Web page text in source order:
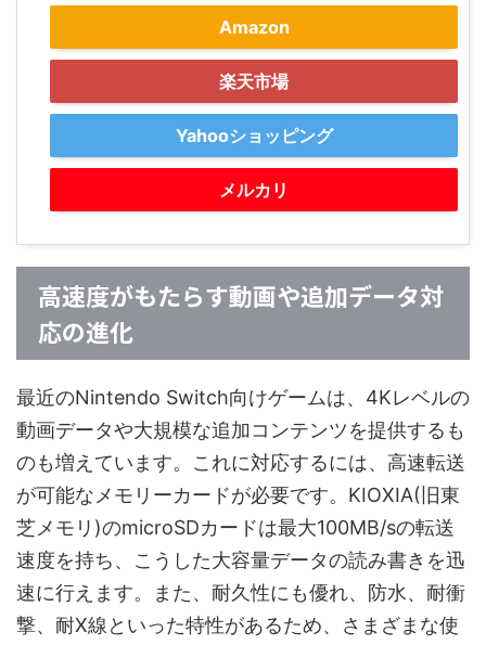
Amazon
楽天市場
Yahooショッピング
メルカリ
高速度がもたらす動画や追加データ対
応の進化
最近のNintendo Switch向けゲームは、4Kレベルの
動画データや大規模な追加コンテンツを提供するも
のも増えています。これに対応するには、高速転送
が可能なメモリーカードが必要です。KIOXIA(旧東
芝メモリ)のmicroSDカードは最大100MB/sの転送
速度を持ち、こうした大容量データの読み書きを迅
速に行えます。また、耐久性にも優れ、防水、耐衝
撃、耐X線といった特性があるため、さまざまな使